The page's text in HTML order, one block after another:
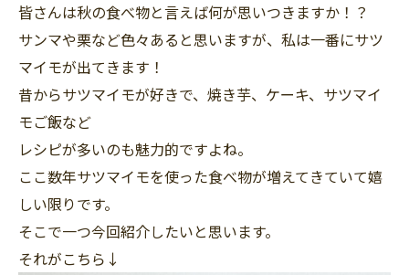
皆さんは秋の食べ物と言えば何が思いつきますか！？
サンマや栗など色々あると思いますが、私は一番にサツ
マイモが出てきます！
昔からサツマイモが好きで、焼き芋、ケーキ、サツマイ
モご飯など
レシピが多いのも魅力的ですよね。
ここ数年サツマイモを使った食べ物が増えてきていて嬉
しい限りです。
そこで一つ今回紹介したいと思います。
それがこちら↓